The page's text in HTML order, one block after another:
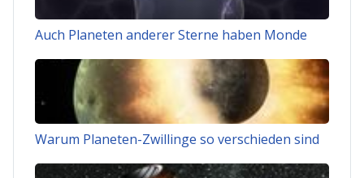
Auch Planeten anderer Sterne haben Monde
Warum Planeten-Zwillinge so verschieden sind